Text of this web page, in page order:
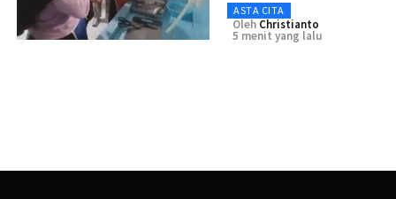
ASTA CITA
Oleh Christianto
5 menit yang lalu